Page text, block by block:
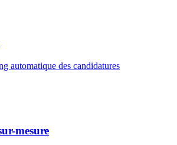
automatique des candidatures
mesure